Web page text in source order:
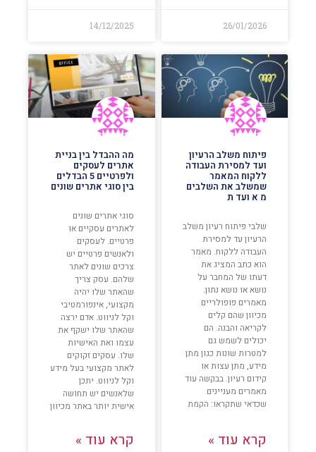
26/01/2026
14/12/2025
פיתוח משלב הרעיון
ועד למסירת העבודה
ללקוח המאמר
שמשלב את השלבים
מ א ועד ת
שלבי פיתוח רעיון משלב
הרעיון עד למסירת
העבודה ללקוח. מאמר
הוא כתב המציג את
דעתו של המחבר על
נושא או נושא נתון.
מאמרים פופולריים
מכיוון שהם קלים
לקריאה והבנה. הם
יכולים לשמש גם
למטרות שונות כגון מתן
מידע, מתן עצות או
קידום רעיון. בבקשה עוד
מאמרים מעניינים
שכדאי שתקראו: הקמת
קרא עוד »
מה ההבדל בין בניית
אתרים לעסקים
ולפרטיים 5 הבדלים
בין סוגי אתרים שונים
סוגי אתרים שונים
לאתרים עסקיים או
פרטיים. לעסקים
ולאנשים פרטיים יש
צרכים שונים לאתר
שלהם. עסק צריך
שהאתר שלו יהיה
מקצועי, אינפורמטיבי
וקל לניווט. אדם ירצה
שהאתר שלו ישקף את
עצמו ואת האישיות
שלו. עסקים זקוקים
לאתר מקצועי בעל מידע
וקל לניווט. יתכן
שלאנשים יש תחושה
אישית יותר באתר מכיוון
קרא עוד »